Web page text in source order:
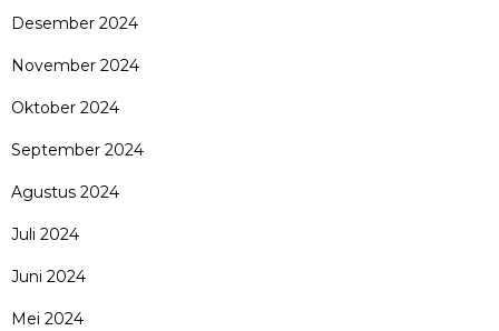
Desember 2024
November 2024
Oktober 2024
September 2024
Agustus 2024
Juli 2024
Juni 2024
Mei 2024